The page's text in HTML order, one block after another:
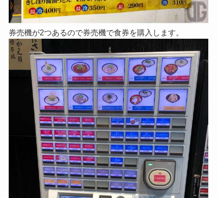
券売機が2つあるので券売機で食券を購入します。